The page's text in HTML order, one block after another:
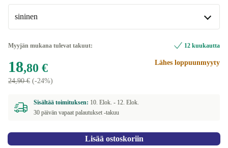
Saatavilla muissa konfiguraatioissa
beige | beige
sininen
beige | beige
Myyjän mukana tulevat takuut: 12 kuukautta
18,80 €
24,90 € (-24%)
Lähes loppuunmyyty
Sisältää toimituksen: 10. Elok. - 12. Elok.
30 päivän vapaat palautukset -takuu
Lisää ostoskoriin